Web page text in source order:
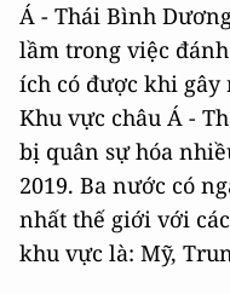
Á - Thái Bình
lầm trong việc
ích có được khi gây
Khu vực châu Á -
bị quân sự hóa
2019. Ba nước có
nhất thế giới với
khu vực là: Mỹ,